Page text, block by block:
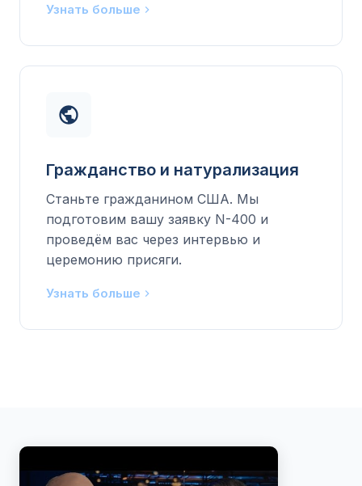
Узнать больше
Гражданство и натурализация
Станьте гражданином США. Мы
подготовим вашу заявку N-400 и
проведём вас через интервью и
церемонию присяги.
Узнать больше